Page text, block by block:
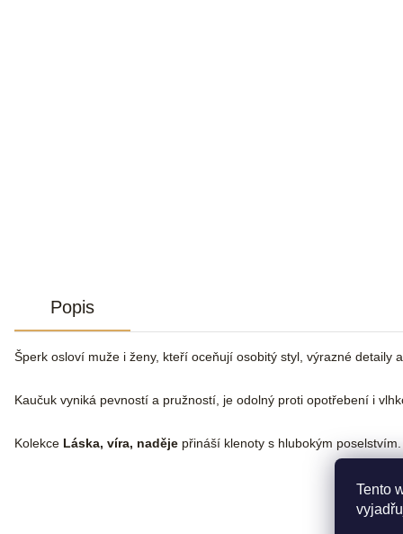
Tento
Popis
Šperk osloví muže i ženy, kteří oceňují osobitý styl, výrazné detaily
Kaučuk vyniká pevností a pružností, je odolný proti opotřebení i
Kolekce Láska, víra, naděje přináší klenoty s hlubokým poselstvím.